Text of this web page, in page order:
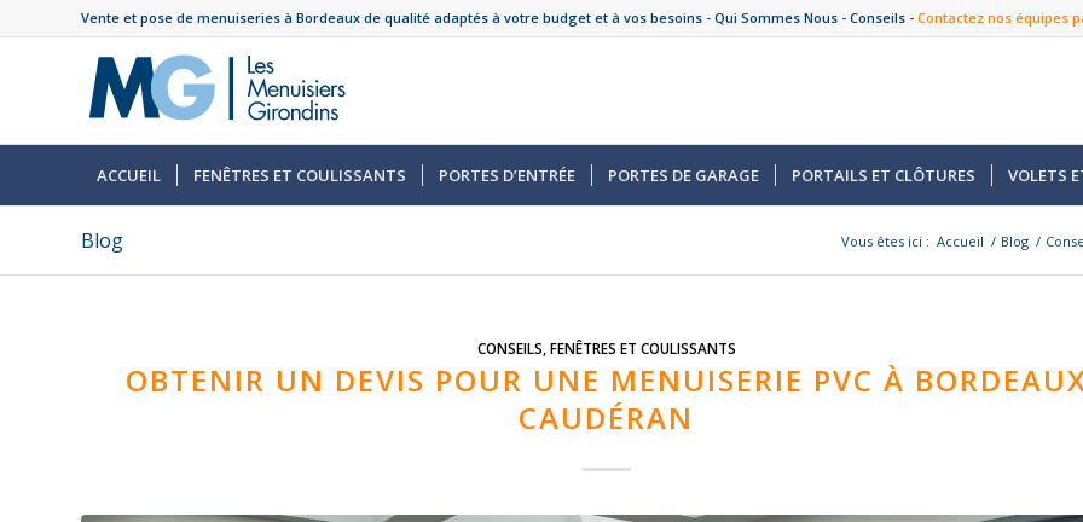
Vente et pose de menuiseries à Bordeaux de qualité adaptés à votre budget et à vos besoins - Qui Sommes Nous - Conseils - Contactez nos équipes
ACCUEIL FENÊTRES ET COULISSANTS PORTES D’ENTRÉE PORTES DE GARAGE PORTAILS ET CLÔTURES VOLETS
Blog Vous êtes ici : Accueil / Blog /
CONSEILS FENÊTRES ET COULISSANTS
OBTENIR UN DEVIS POUR UNE MENUISERIE PVC À
CAUDÉRAN